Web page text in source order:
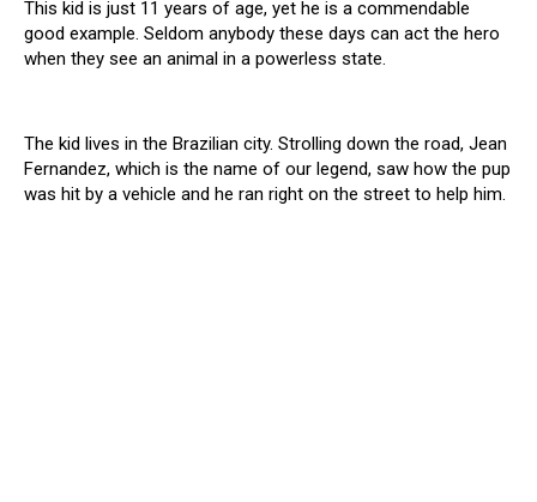
This kid is just 11 years of age, yet he is a commendable
good example. Seldom anybody these days can act the hero
when they see an animal in a powerless state.
The kid lives in the Brazilian city. Strolling down the road, Jean
Fernandez, which is the name of our legend, saw how the pup
was hit by a vehicle and he ran right on the street to help him.